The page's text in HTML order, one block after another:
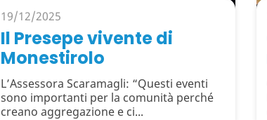
19/12/2025
Il Presepe vivente di
Monestirolo
L’Assessora Scaramagli: “Questi eventi
sono importanti per la comunità perché
creano aggregazione e ci...